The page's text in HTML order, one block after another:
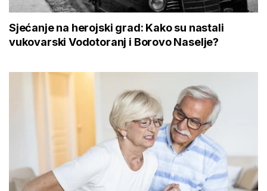
Sjećanje na herojski grad: Kako su nastali
vukovarski Vodotoranj i Borovo Naselje?